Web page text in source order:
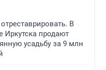
В
Иркутска продают
усадьбу за 9 млн